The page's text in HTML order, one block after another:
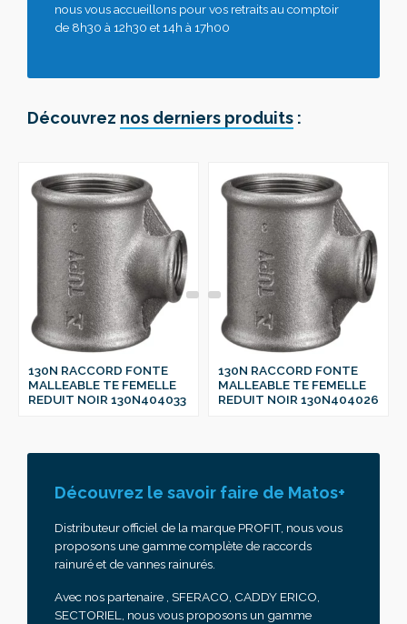
nous vous accueillons pour vos retraits au comptoir
de 8h30 à 12h30 et 14h à 17h00
Découvrez nos derniers produits :
130N RACCORD FONTE
MALLEABLE TE FEMELLE
REDUIT NOIR 130N404033
130N RACCORD FONTE
MALLEABLE TE FEMELLE
REDUIT NOIR 130N404026
Découvrez le savoir faire de Matos+
Distributeur officiel de la marque PROFIT, nous vous
proposons une gamme complète de raccords
rainuré et de vannes rainurés.
Avec nos partenaire , SFERACO, CADDY ERICO,
SECTORIEL, nous vous proposons un gamme